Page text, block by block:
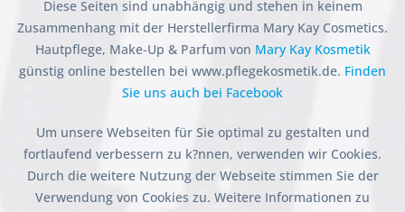
Diese Seiten sind unabhängig und stehen in keinem
Zusammenhang mit der Herstellerfirma Mary Kay Cosmetics.
Hautpflege, Make-Up & Parfum von Mary Kay Kosmetik
günstig online bestellen bei www.pflegekosmetik.de. Finden
Sie uns auch bei Facebook
Um unsere Webseiten für Sie optimal zu gestalten und
fortlaufend verbessern zu k?nnen, verwenden wir Cookies.
Durch die weitere Nutzung der Webseite stimmen Sie der
Verwendung von Cookies zu. Weitere Informationen zu